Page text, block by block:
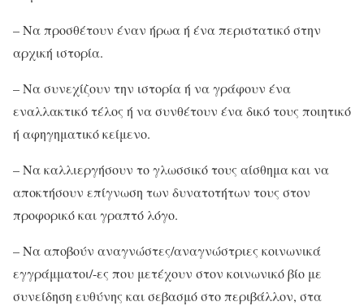
– Να προσθέτουν έναν ήρωα ή ένα περιστατικό στην
αρχική ιστορία.
– Να συνεχίζουν την ιστορία ή να γράφουν ένα
εναλλακτικό τέλος ή να συνθέτουν ένα δικό τους ποιητικό
ή αφηγηματικό κείμενο.
– Να καλλιεργήσουν το γλωσσικό τους αίσθημα και να
αποκτήσουν επίγνωση των δυνατοτήτων τους στον
προφορικό και γραπτό λόγο.
– Να αποβούν αναγνώστες/αναγνώστριες κοινωνικά
εγγράμματοι/-ες που μετέχουν στον κοινωνικό βίο με
συνείδηση ευθύνης και σεβασμό στο περιβάλλον, στα